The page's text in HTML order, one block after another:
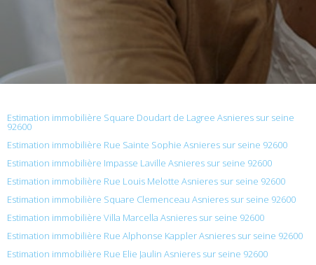
Estimation immobilière Square Doudart de Lagree Asnieres sur seine
92600
Estimation immobilière Rue Sainte Sophie Asnieres sur seine 92600
Estimation immobilière Impasse Laville Asnieres sur seine 92600
Estimation immobilière Rue Louis Melotte Asnieres sur seine 92600
Estimation immobilière Square Clemenceau Asnieres sur seine 92600
Estimation immobilière Villa Marcella Asnieres sur seine 92600
Estimation immobilière Rue Alphonse Kappler Asnieres sur seine 92600
Estimation immobilière Rue Elie Jaulin Asnieres sur seine 92600